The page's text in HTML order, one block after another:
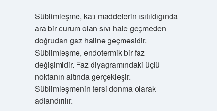
Süblimleşme, katı maddelerin ısıtıldığında
ara bir durum olan sıvı hale geçmeden
doğrudan gaz haline geçmesidir.
Süblimleşme, endotermik bir faz
değişimidir. Faz diyagramındaki üçlü
noktanın altında gerçekleşir.
Süblimleşmenin tersi donma olarak
adlandırılır.